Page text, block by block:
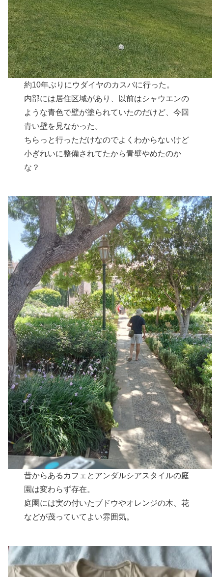
約10年ぶりにウダイヤのカスバに行った。
内部には居住区域があり、以前はシャウエンの
ような青色で壁が塗られていたのだけど、今回
青い壁を見なかった。
ちらっと行っただけなのでよくわからないけど
小ぎれいに整備されてたから青壁やめたのか
な？
昔からあるカフェとアンダルシアスタイルの庭
園は変わらず存在。
庭園には実の付いたブドウやオレンジの木、花
などが茂っていてよい雰囲気。